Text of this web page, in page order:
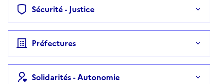
Sécurité - Justice
Préfectures
Solidarités - Autonomie